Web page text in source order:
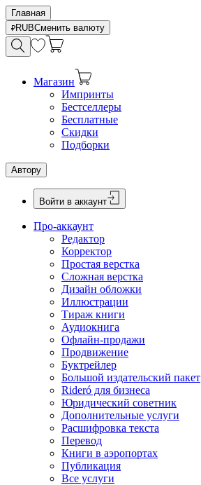
Главная
RUBСменить валюту
Магазин
Импринты
Бестселлеры
Бесплатные
Скидки
Подборки
Автору
Войти в аккаунт
Про-аккаунт
Редактор
Корректор
Простая верстка
Сложная верстка
Дизайн обложки
Иллюстрации
Тираж книги
Аудиокнига
Офлайн-продажи
Продвижение
Буктрейлер
Большой издательский пакет
Rideró для бизнеса
Юридический советник
Дополнительные услуги
Расшифровка текста
Перевод
Книги в аэропортах
Публикация
Все услуги